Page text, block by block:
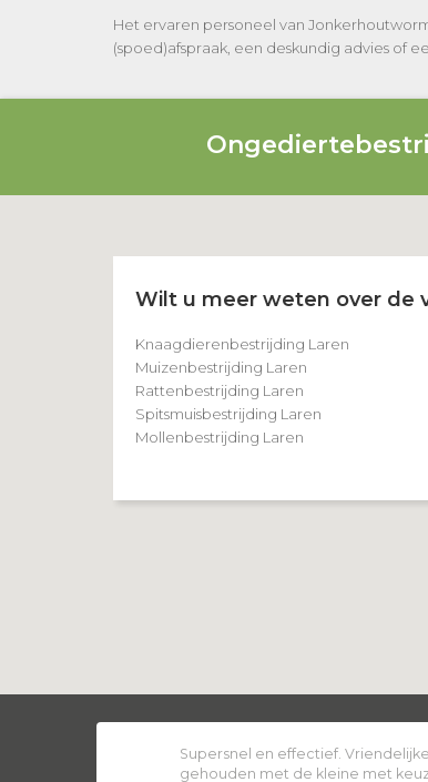
Het ervaren personeel van
(spoed)afspraak, een deskundig advies of
Wilt u meer weten over de
Knaagdierenbestrijding Laren
Muizenbestrijding Laren
Rattenbestrijding Laren
Spitsmuisbestrijding Laren
Mollenbestrijding Laren
Supersnel en effectief.
gehouden met de kleine met